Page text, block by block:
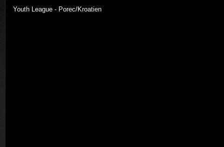
Youth League - Porec/Kroatien